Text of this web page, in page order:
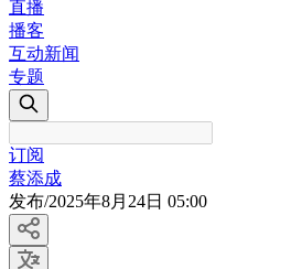
直播
播客
互动新闻
专题
订阅
蔡添成
发布/2025年8月24日 05:00